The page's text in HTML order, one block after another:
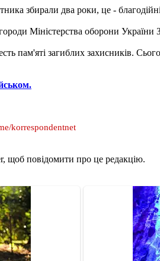
збирали два роки, це -
Міністерства оборони
пам'яті загиблих захисників.
korrespondentnet
щоб повідомити про це редакцію.